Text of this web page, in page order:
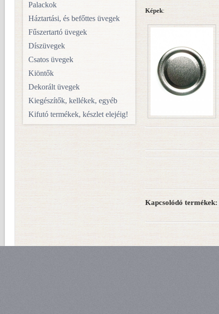
Palackok
Háztartási, és befőttes üvegek
Fűszertartó üvegek
Díszüvegek
Csatos üvegek
Kiöntők
Dekorált üvegek
Kiegészítők, kellékek, egyéb
Kifutó termékek, készlet elejéig!
Képek:
Kapcsolódó termékek: